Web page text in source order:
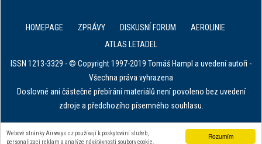
Rozumím
Webové stránky Airways.cz používají k poskytování služeb,
personalizaci reklam a analýze návštěvnosti soubory cookie.
HOMEPAGE ZPRÁVY DISKUSNÍ FORUM
AEROLINIE
ATLAS LETADEL
ISSN 1213-3329 - © Copyright 1997-2019 Tomáš Hampl a uvedení autoři -
Všechna práva vyhrazena
Doslovné ani částečné přebírání materiálů není povoleno bez uvedení
zdroje a předchozího písemného souhlasu.
E. in ART for african IVF clinics